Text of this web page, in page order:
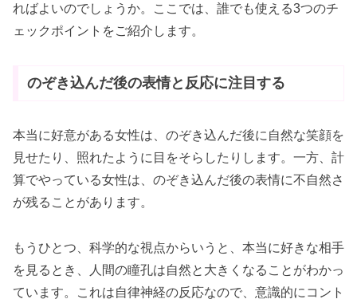
ればよいのでしょうか。ここでは、誰でも使える3つのチ
ェックポイントをご紹介します。
のぞき込んだ後の表情と反応に注目する
本当に好意がある女性は、のぞき込んだ後に自然な笑顔を
見せたり、照れたように目をそらしたりします。一方、計
算でやっている女性は、のぞき込んだ後の表情に不自然さ
が残ることがあります。
もうひとつ、科学的な視点からいうと、本当に好きな相手
を見るとき、人間の瞳孔は自然と大きくなることがわかっ
ています。これは自律神経の反応なので、意識的にコント